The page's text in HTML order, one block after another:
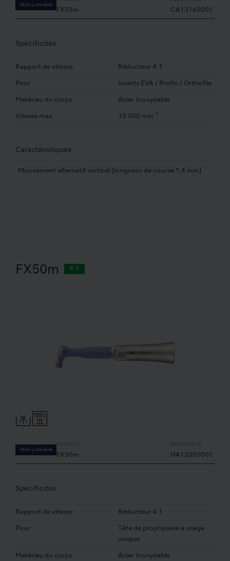
Non Lumière
FX55m CA13160001
Spécificités
Rapport de vitesse Réducteur 4:1
Pour Inserts EVA / Profin / Orthofile
Matériau du corps Acier Inoxydable
Vitesse max 10 000 min -1
Caractéristiques
Mouvement alternatif vertical (longueur de course 1,4 mm)
FX50m 4:1
Non Lumière
FX50m HA12050001
Spécificités
Rapport de vitesse Réducteur 4:1
Pour
Tête de prophylaxie à usage
unique
Matériau du corps Acier Inoxydable